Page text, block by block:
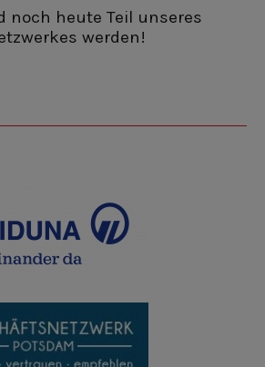
noch heute Teil unseres
werden!